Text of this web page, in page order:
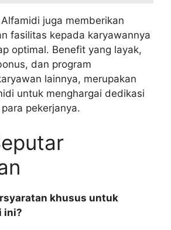
juga memberikan
fasilitas kepada karyawannya
optimal. Benefit yang layak,
dan program
lainnya, merupakan
untuk menghargai dedikasi
pekerjanya.
khusus untuk
ini?